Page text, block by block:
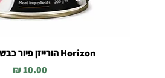
Horizon הורייזן פיור כבש 200 גרם
מחיר